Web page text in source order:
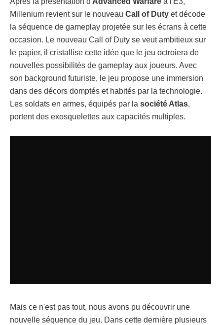
Millenium revient sur le nouveau Call of Duty et décode
la séquence de gameplay projetée sur les écrans à cette
occasion. Le nouveau Call of Duty se veut ambitieux sur
le papier, il cristallise cette idée que le jeu octroiera de
nouvelles possibilités de gameplay aux joueurs. Avec
son background futuriste, le jeu propose une immersion
dans des décors domptés et habités par la technologie.
Les soldats en armes, équipés par la société Atlas,
portent des exosquelettes aux capacités multiples.
Mais ce n'est pas tout, nous avons pu découvrir une
nouvelle séquence du jeu. Dans cette dernière plusieurs